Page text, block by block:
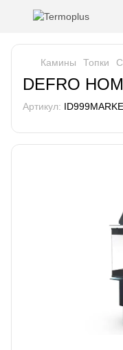
Камины Топки
DEFRO
Артикул: